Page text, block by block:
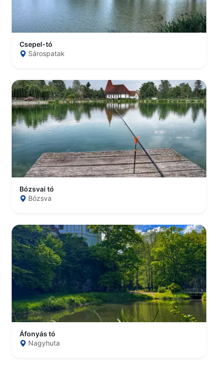
Csepel-tó
Sárospatak
Bózsvai tó
Bózsva
Áfonyás tó
Nagyhuta